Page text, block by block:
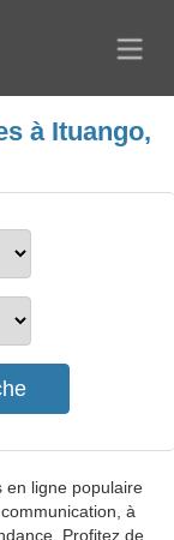
à Ituango,
en ligne populaire
à
Profitez de